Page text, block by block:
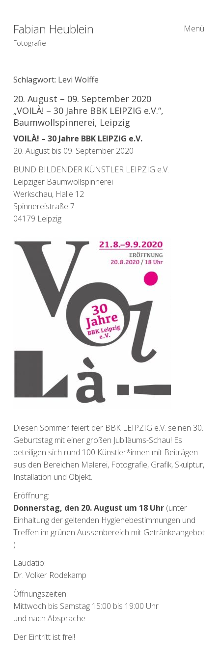
Fabian Heublein
Fotografie
Menü
Schlagwort: Levi Wolffe
20. August – 09. September 2020
„VOILÀ! – 30 Jahre BBK LEIPZIG e.V.“,
Baumwollspinnerei, Leipzig
VOILÀ! – 30 Jahre BBK LEIPZIG e.V.
20. August bis 09. September 2020
BUND BILDENDER KÜNSTLER LEIPZIG e.V.
Leipziger Baumwollspinnerei
Werkschau, Halle 12
Spinnereistraße 7
04179 Leipzig
Diesen Sommer feiert der BBK LEIPZIG e.V. seinen 30.
Geburtstag mit einer großen Jubiläums-Schau! Es
beteiligen sich rund 100 Künstler*innen mit Beiträgen
aus den Bereichen Malerei, Fotografie, Grafik, Skulptur,
Installation und Objekt.
Eröffnung:
Donnerstag, den 20. August um 18 Uhr(unter
Einhaltung der geltenden Hygienebestimmungen und
Treffen im grünen Aussenbereich mit Getränkeangebot
)
Laudatio:
Dr. Volker Rodekamp
Öffnungszeiten:
Mittwoch bis Samstag 15:00 bis 19:00 Uhr
und nach Absprache
Der Eintritt ist frei!